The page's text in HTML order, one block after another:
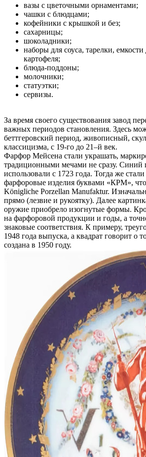
вазы с цветочными орнаментами;
чашки с блюдцами;
кофейники с крышкой и без;
сахарницы;
шоколадники;
наборы для соуса, тарелки,
картофеля;
блюда-поддоны;
молочники;
статуэтки;
сервизы.
За время своего существования завод
важных периодов становления. Здесь
беттгеровский период, живописный,
классицизма, с 19-го до 21–й век.
Фарфор Мейсена стали украшать,
традиционными мечами не сразу. Синий
использовали с 1723 года. Тогда же
фарфоровые изделия буквами «КРМ», что
Königliche Porzellan Manufaktur.
прямо (лезвие и рукоятку). Далее
оружие приобрело изогнутые формы.
на фарфоровой продукции и годы, а
знаковые соответствия. К примеру,
1948 года выпуска, а квадрат говорит о
создана в 1950 году.